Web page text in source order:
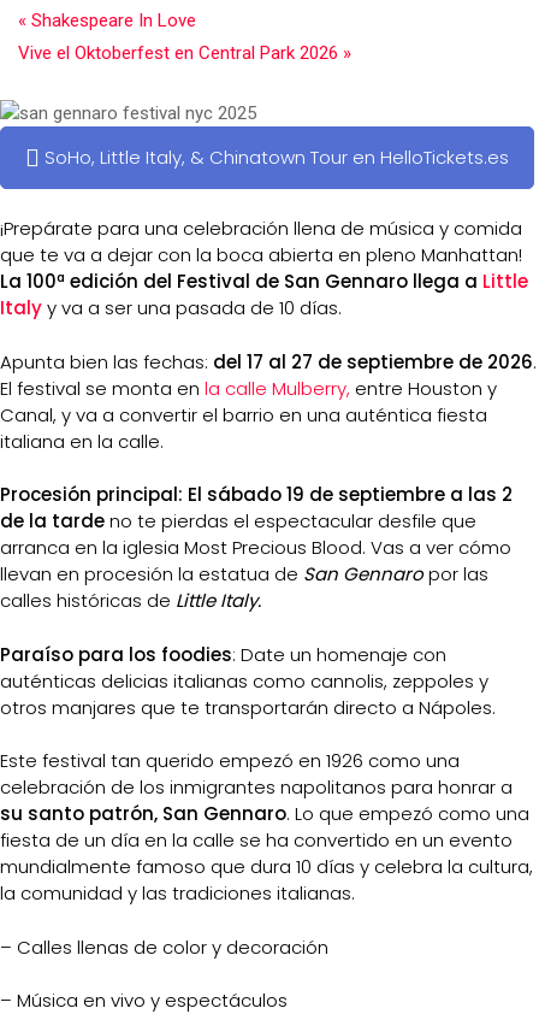
« Shakespeare In Love
Vive el Oktoberfest en Central Park 2026 »
SoHo, Little Italy, & Chinatown Tour en HelloTickets.es
¡Prepárate para una celebración llena de música y comida
que te va a dejar con la boca abierta en pleno Manhattan!
La 100ª edición del Festival de San Gennaro llega a Little
Italyy va a ser una pasada de 10 días.
Apunta bien las fechas: del 17 al 27 de septiembre de 2026.
El festival se monta en la calle Mulberry, entre Houston y
Canal, y va a convertir el barrio en una auténtica fiesta
italiana en la calle.
Procesión principal: El sábado 19 de septiembre a las 2
de la tardeno te pierdas el espectacular desfile que
arranca en la iglesia Most Precious Blood. Vas a ver cómo
llevan en procesión la estatua de San Gennaropor las
calles históricas de Little Italy.
Paraíso para los foodies: Date un homenaje con
auténticas delicias italianas como cannolis, zeppoles y
otros manjares que te transportarán directo a Nápoles.
Este festival tan querido empezó en 1926 como una
celebración de los inmigrantes napolitanos para honrar a
su santo patrón, San Gennaro. Lo que empezó como una
fiesta de un día en la calle se ha convertido en un evento
mundialmente famoso que dura 10 días y celebra la cultura,
la comunidad y las tradiciones italianas.
– Calles llenas de color y decoración
– Música en vivo y espectáculos